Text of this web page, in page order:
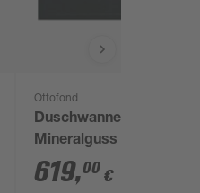
Ottofond
Duschwanne 'Zona'
Mineralguss anthrazit
1600 x 800 / 36 mm
619,00 €